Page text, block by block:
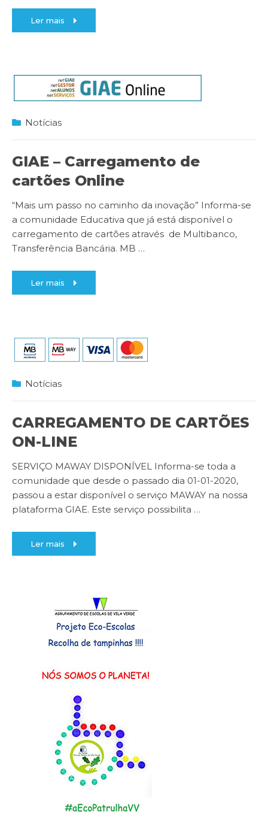
Ler mais
Notícias
GIAE – Carregamento de
cartões Online
“Mais um passo no caminho da inovação” Informa-se
a comunidade Educativa que já está disponível o
carregamento de cartões através de Multibanco,
Transferência Bancária. MB …
Ler mais
Notícias
CARREGAMENTO DE CARTÕES
ON-LINE
SERVIÇO MAWAY DISPONÍVEL Informa-se toda a
comunidade que desde o passado dia 01-01-2020,
passou a estar disponível o serviço MAWAY na nossa
plataforma GIAE. Este serviço possibilita …
Ler mais